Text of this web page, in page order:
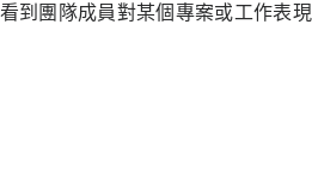
到團隊成員對某個專案或工作表現